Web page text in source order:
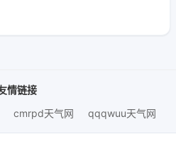
情链接
cmrpd天气网 qqqwuu天气网